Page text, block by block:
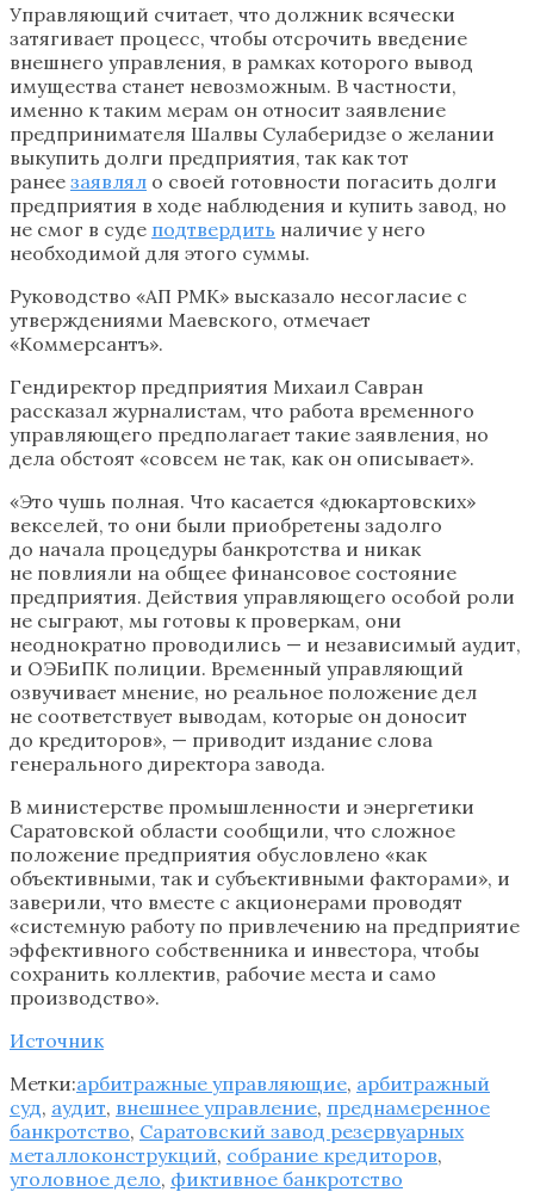
Управляющий считает, что должник всячески
затягивает процесс, чтобы отсрочить введение
внешнего управления, в рамках которого вывод
имущества станет невозможным. В частности,
именно к таким мерам он относит заявление
предпринимателя Шалвы Сулаберидзе о желании
выкупить долги предприятия, так как тот
ранее заявлял о своей готовности погасить долги
предприятия в ходе наблюдения и купить завод, но
не смог в суде подтвердить наличие у него
необходимой для этого суммы.
Руководство «АП РМК» высказало несогласие с
утверждениями Маевского, отмечает
«Коммерсантъ».
Гендиректор предприятия Михаил Савран
рассказал журналистам, что работа временного
управляющего предполагает такие заявления, но
дела обстоят «совсем не так, как он описывает».
«Это чушь полная. Что касается «дюкартовских»
векселей, то они были приобретены задолго
до начала процедуры банкротства и никак
не повлияли на общее финансовое состояние
предприятия. Действия управляющего особой роли
не сыграют, мы готовы к проверкам, они
неоднократно проводились — и независимый аудит,
и ОЭБиПК полиции. Временный управляющий
озвучивает мнение, но реальное положение дел
не соответствует выводам, которые он доносит
до кредиторов», — приводит издание слова
генерального директора завода.
В министерстве промышленности и энергетики
Саратовской области сообщили, что сложное
положение предприятия обусловлено «как
объективными, так и субъективными факторами», и
заверили, что вместе с акционерами проводят
«системную работу по привлечению на предприятие
эффективного собственника и инвестора, чтобы
сохранить коллектив, рабочие места и само
производство».
Источник
Метки:арбитражные управляющие, арбитражный
суд, аудит, внешнее управление, преднамеренное
банкротство, Саратовский завод резервуарных
металлоконструкций, собрание кредиторов,
уголовное дело, фиктивное банкротство